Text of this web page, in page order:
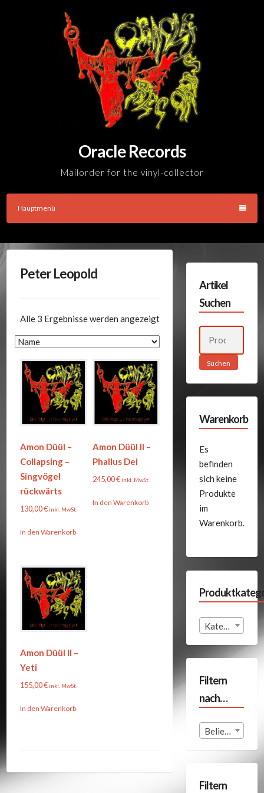
Oracle Records
Mailorder for the vinyl-collector
Hauptmenü
Peter Leopold
Alle 3 Ergebnisse werden angezeigt
Amon Düül –
Collapsing –
Singvögel
rückwärts
130,00€inkl. MwSt.
In den Warenkorb
Amon Düül II –
Phallus Dei
245,00€inkl. MwSt.
In den Warenkorb
Amon Düül II –
Yeti
155,00€inkl. MwSt.
In den Warenkorb
Artikel
Suchen
Suchen
Warenkorb
Es
befinden
sich keine
Produkte
im
Warenkorb.
Kategorie auswählen
Filtern
nach…
Beliebige Format
Filtern